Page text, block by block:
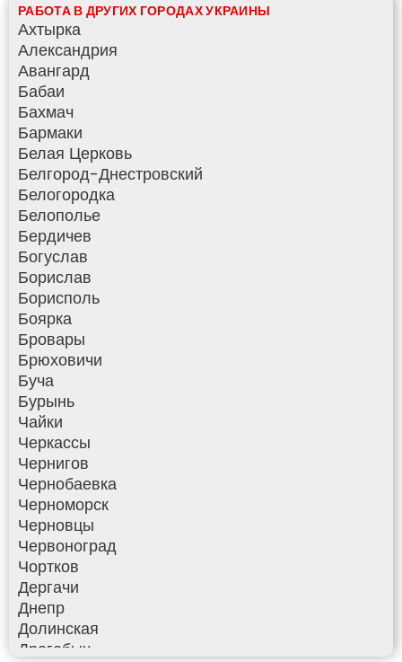
РАБОТА В ДРУГИХ ГОРОДАХ УКРАИНЫ
Ахтырка
Александрия
Авангард
Бабаи
Бахмач
Бармаки
Белая Церковь
Белгород-Днестровский
Белогородка
Белополье
Бердичев
Богуслав
Борислав
Борисполь
Боярка
Бровары
Брюховичи
Буча
Бурынь
Чайки
Черкассы
Чернигов
Чернобаевка
Черноморск
Черновцы
Червоноград
Чортков
Дергачи
Днепр
Долинская
Дрогобыч